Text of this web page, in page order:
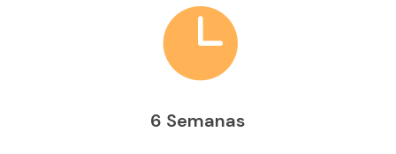

6 Semanas